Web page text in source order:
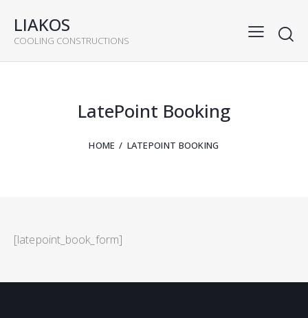
LIAKOS
COOLING CONSTRUCTIONS
LatePoint Booking
HOME LATEPOINT BOOKING
[latepoint_book_form]